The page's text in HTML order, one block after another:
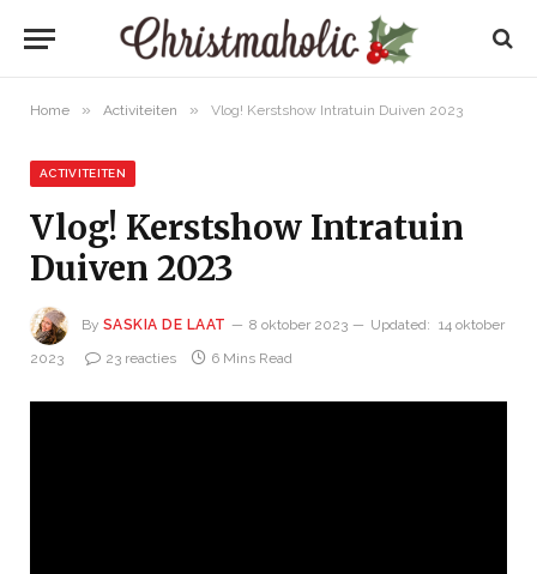
Home » Activiteiten » Vlog! Kerstshow Intratuin Duiven 2023
ACTIVITEITEN
Vlog! Kerstshow Intratuin
Duiven 2023
By SASKIA DE LAAT 8 oktober 2023 Updated: 14 oktober
2023
23 reacties 6 Mins Read